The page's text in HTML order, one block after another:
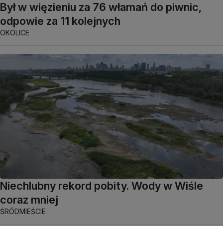
Był w więzieniu za 76 włamań do piwnic,
odpowie za 11 kolejnych
OKOLICE
Niechlubny rekord pobity. Wody w Wiśle
coraz mniej
ŚRÓDMIEŚCIE